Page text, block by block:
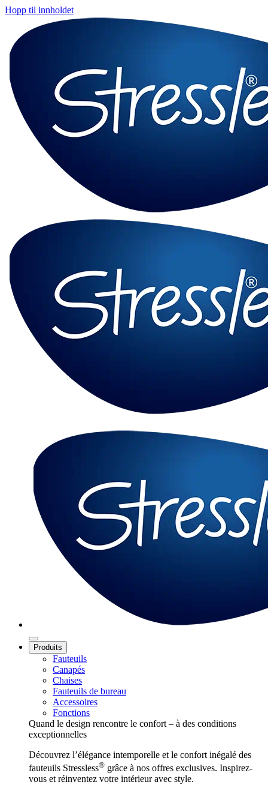
Hopp til innholdet
Produits
Fauteuils
Canapés
Chaises
Fauteuils de bureau
Accessoires
Fonctions
Quand le design rencontre le confort – à des conditions
exceptionnelles
Découvrez l’élégance intemporelle et le confort inégalé des
fauteuils Stressless® grâce à nos offres exclusives. Inspirez-
vous et réinventez votre intérieur avec style.